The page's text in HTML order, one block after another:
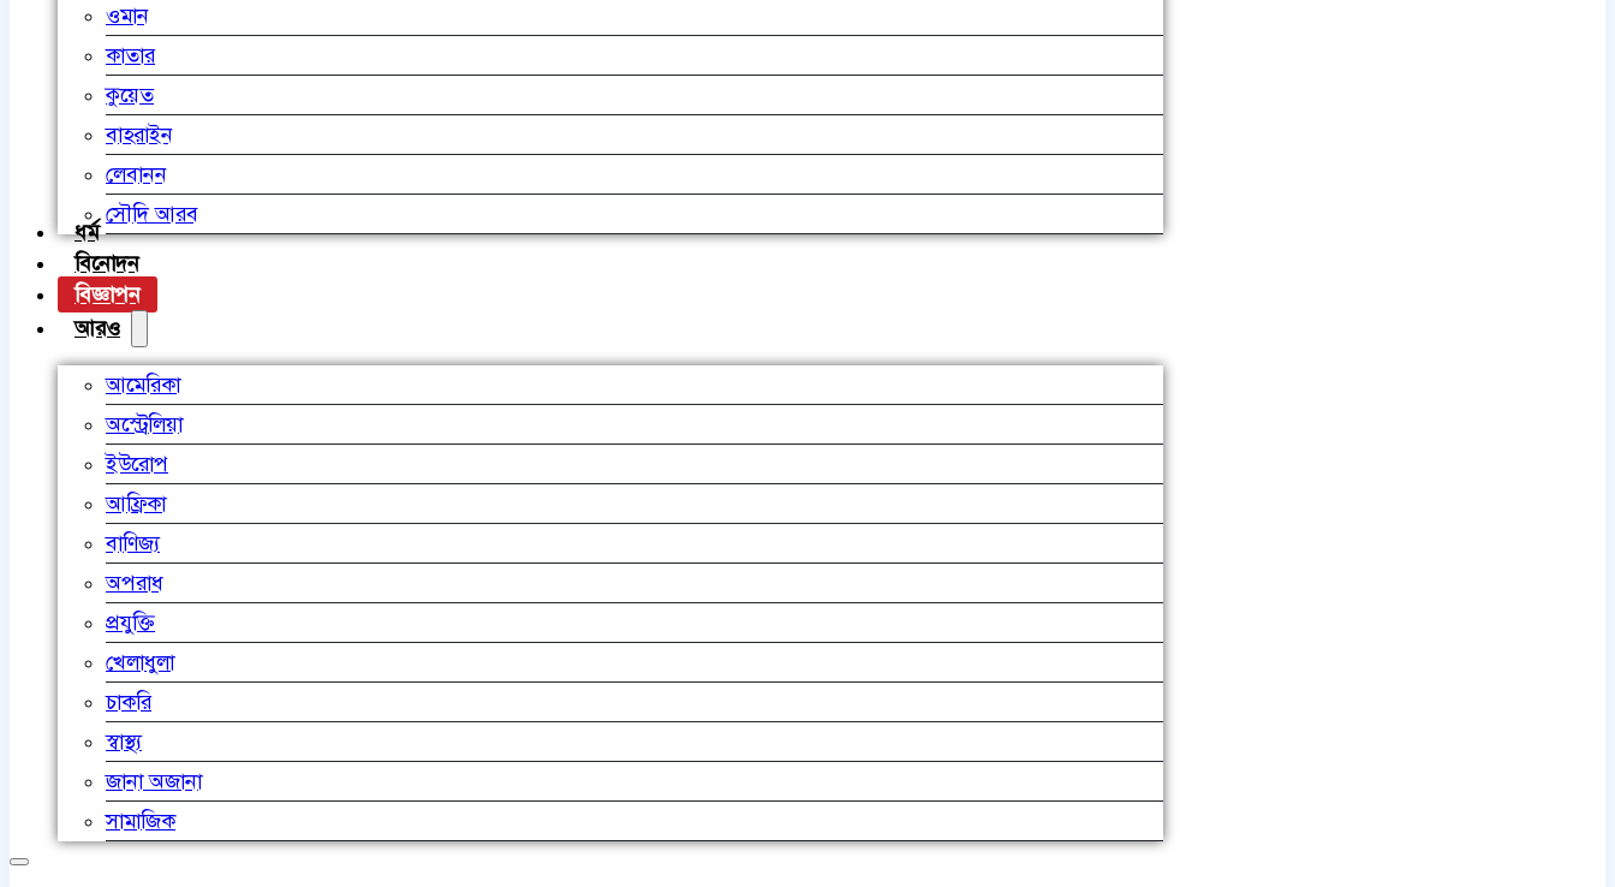
ওমান
কাতার
কুয়েত
বাহরাইন
লেবানন
সৌদি আরব
ধর্ম
বিনোদন
বিজ্ঞাপন
আরও
আমেরিকা
অস্ট্রেলিয়া
ইউরোপ
আফ্রিকা
বাণিজ্য
অপরাধ
প্রযুক্তি
খেলাধুলা
চাকরি
স্বাস্থ্য
জানা অজানা
সামাজিক